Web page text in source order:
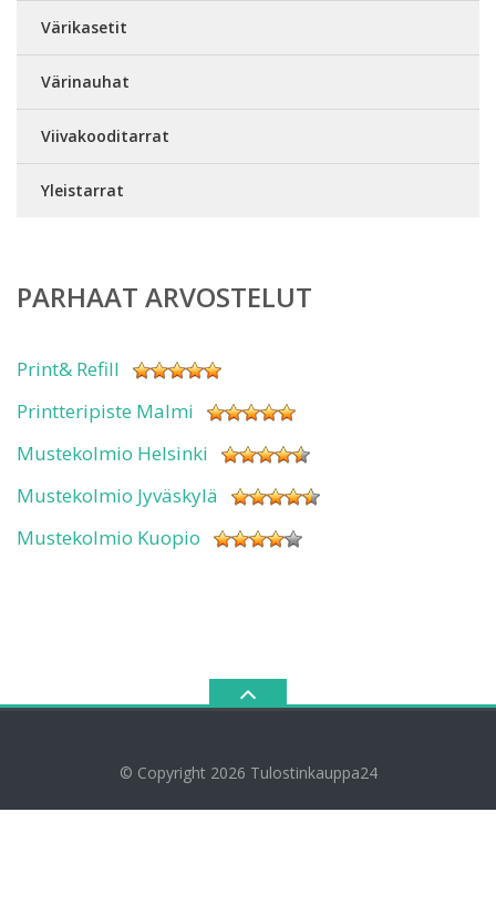
Värikasetit
Värinauhat
Viivakooditarrat
Yleistarrat
PARHAAT ARVOSTELUT
Print& Refill
Printteripiste Malmi
Mustekolmio Helsinki
Mustekolmio Jyväskylä
Mustekolmio Kuopio
© Copyright 2026 Tulostinkauppa24